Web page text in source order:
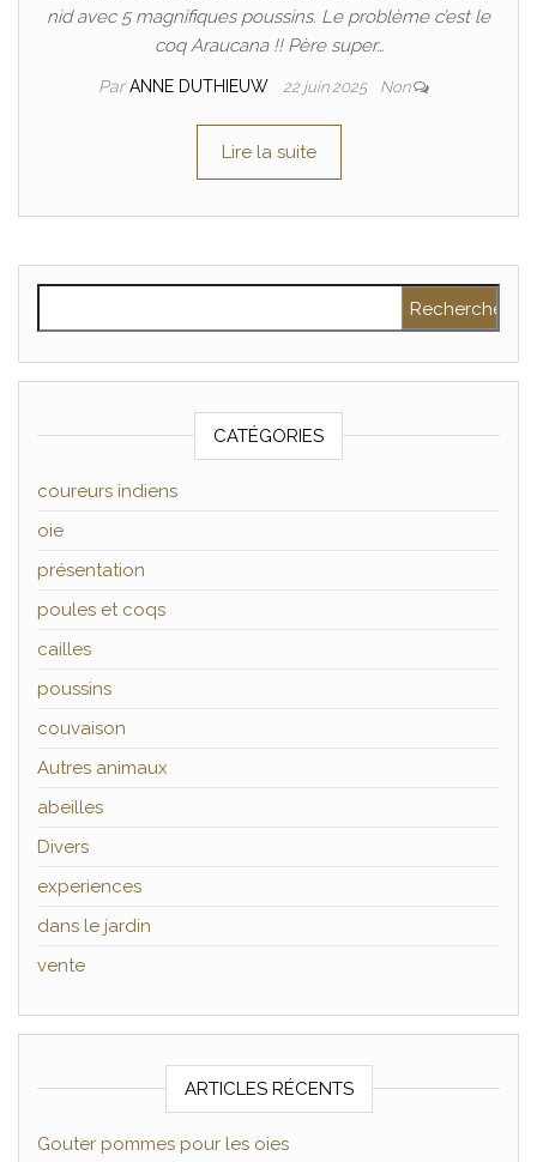
nid avec 5 magnifiques poussins. Le problème c’est le
coq Araucana !! Père super…
ParANNE DUTHIEUW 22 juin 2025 Non
Lire la suite
CATÉGORIES
coureurs indiens
oie
présentation
poules et coqs
cailles
poussins
couvaison
Autres animaux
abeilles
Divers
experiences
dans le jardin
vente
ARTICLES RÉCENTS
Gouter pommes pour les oies